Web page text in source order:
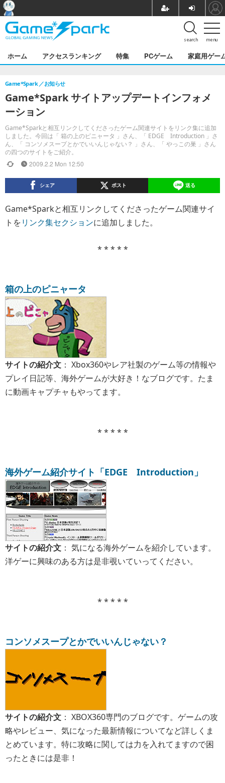
menu
search
ホーム アクセスランキング 特集 PCゲーム 家庭用ゲー
Game*Spark サイトアップデートインフォメ
ーション
Game*Sparkと相互リンクしてくださったゲーム関連サイトをリンク集に追加
しました。今回は「 箱の上のピニャータ 」さん、「 EDGE Introduction 」さ
ん、「 コンソメスープとかでいいんじゃない？ 」さん、「 やっこの巣 」さん
の四つのサイトをご紹介。
Game*Spark お知らせ
2009.2.2 Mon 12:50
シェア ポスト 送る
Game*Sparkと相互リンクしてくださったゲーム関連サイ
トをリンク集セクションに追加しました。
* * * * *
箱の上のピニャータ
サイトの紹介文 ： Xbox360やレア社製のゲーム等の情報や
プレイ日記等、海外ゲームが大好き！なブログです。たま
に動画キャプチャもやってます。
* * * * *
海外ゲーム紹介サイト「EDGE Introduction」
サイトの紹介文 ： 気になる海外ゲームを紹介しています。
洋ゲーに興味のある方は是非覗いていってください。
* * * * *
コンソメスープとかでいいんじゃない？
サイトの紹介文 ： XBOX360専門のブログです。ゲームの攻
略やレビュー、気になった最新情報についてなど詳しくま
とめています。特に攻略に関しては力を入れてますので困
ったときには是非！